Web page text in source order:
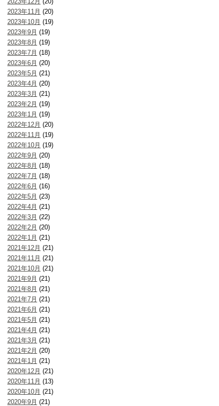
2023年11月 (20)
2023年10月 (19)
2023年9月 (19)
2023年8月 (19)
2023年7月 (18)
2023年6月 (20)
2023年5月 (21)
2023年4月 (20)
2023年3月 (21)
2023年2月 (19)
2023年1月 (19)
2022年12月 (20)
2022年11月 (19)
2022年10月 (19)
2022年9月 (20)
2022年8月 (18)
2022年7月 (18)
2022年6月 (16)
2022年5月 (23)
2022年4月 (21)
2022年3月 (22)
2022年2月 (20)
2022年1月 (21)
2021年12月 (21)
2021年11月 (21)
2021年10月 (21)
2021年9月 (21)
2021年8月 (21)
2021年7月 (21)
2021年6月 (21)
2021年5月 (21)
2021年4月 (21)
2021年3月 (21)
2021年2月 (20)
2021年1月 (21)
2020年12月 (21)
2020年11月 (13)
2020年10月 (21)
2020年9月 (21)